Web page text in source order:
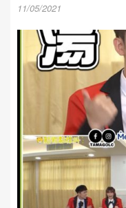
11/05/2021